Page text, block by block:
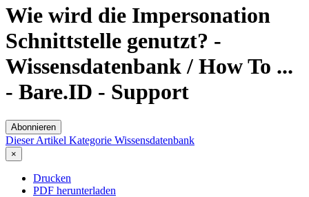
Wie wird die Impersonation
Schnittstelle genutzt? -
Wissensdatenbank / How To ...
- Bare.ID - Support
Abonnieren
Dieser Artikel Kategorie Wissensdatenbank
×
Drucken
PDF herunterladen